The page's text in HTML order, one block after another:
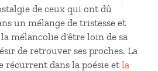
de ceux qui ont dû
un mélange de tristesse et
mélancolie d‘être loin de sa
de retrouver ses proches. La
récurrent dans la poésie et la